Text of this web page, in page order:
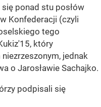
ponad stu posłów
Konfederacji (czyli
tego
który
jednak
o Jarosławie Sachajko.
podpisali się